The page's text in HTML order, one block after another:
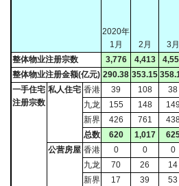
2020年
1月
2月 3月
整体物业注册宗数
3,776 4,413
整体物业注册金额(亿元) 290.38 353.15
一手住宅
注册宗数
私人住宅 香港 39 108 38
九龙
155 148 149
新界
426 761
总数
620 1,017
公营房屋 香港 0 0 0
九龙
70 26 14
新界
17 39 53